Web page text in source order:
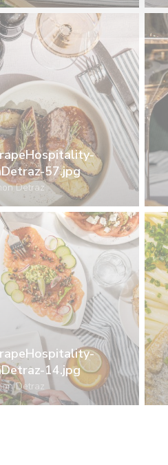
57.jpg
Detraz
14.jpg
Detraz